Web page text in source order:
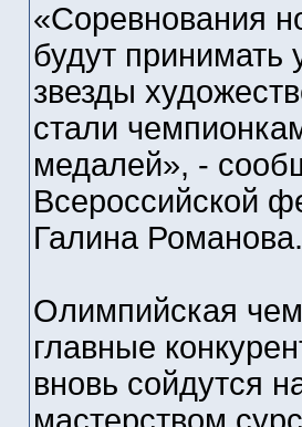
«Соревнования
будут принимать
звезды
стали
медалей», -
Всероссийской
Галина Романова.
Олимпийская
главные
вновь сойдутся